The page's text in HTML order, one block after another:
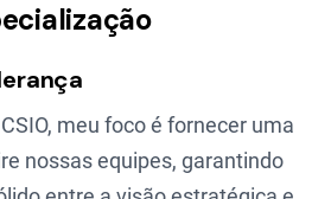
meu foco é fornecer uma
nossas equipes, garantindo